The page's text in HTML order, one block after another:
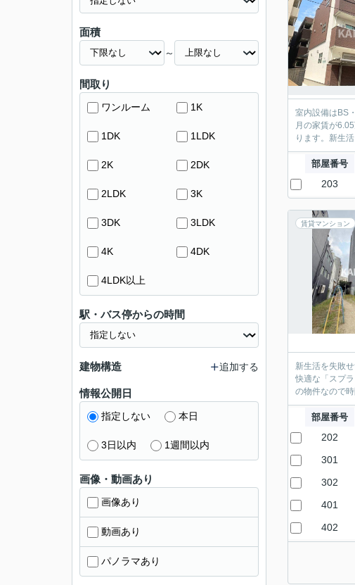
室内設備はBS
月の家賃が
ります。新生
部屋番号
203
賃貸マンション
新生活を失敗
快適な「スプ
の物件なので
部屋番号
202
301
302
401
402
面積
～
間取り
ワンルーム 1K
1DK 1LDK
2K 2DK
2LDK 3K
3DK 3LDK
4K 4DK
4LDK以上
駅・バス停からの時間
建物構造 追加する
情報公開日
指定しない 本日
3日以内 1週間以内
画像・動画あり
画像あり
動画あり
パノラマあり